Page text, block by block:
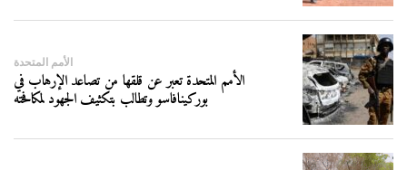
الأمم المتحدة
الأمم المتحدة تعبر عن قلقها من تصاعد الإرهاب في
بوركينافاسو وتطالب بتكثيف الجهود لمكافحته